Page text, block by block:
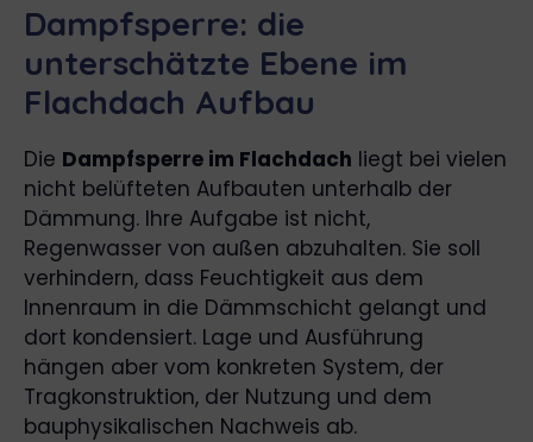
Dampfsperre: die
unterschätzte Ebene im
Flachdach Aufbau
Die Dampfsperre im Flachdach liegt bei vielen
nicht belüfteten Aufbauten unterhalb der
Dämmung. Ihre Aufgabe ist nicht,
Regenwasser von außen abzuhalten. Sie soll
verhindern, dass Feuchtigkeit aus dem
Innenraum in die Dämmschicht gelangt und
dort kondensiert. Lage und Ausführung
hängen aber vom konkreten System, der
Tragkonstruktion, der Nutzung und dem
bauphysikalischen Nachweis ab.